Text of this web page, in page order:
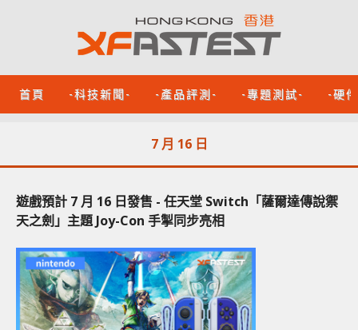
首頁 -科技新聞- -產品評測- -專題測試- -硬
7 月 16 日
遊戲預計 7 月 16 日發售 - 任天堂 Switch「薩爾達傳說禦
天之劍」主題 Joy-Con 手掣同步亮相